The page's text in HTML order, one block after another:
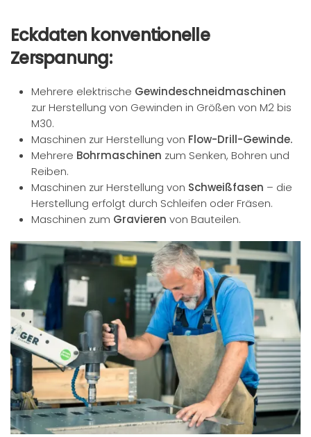
Eckdaten konventionelle
Zerspanung:
Mehrere elektrische Gewindeschneidmaschinen
zur Herstellung von Gewinden in Größen von M2 bis
M30.
Maschinen zur Herstellung von Flow-Drill-Gewinde.
Mehrere Bohrmaschinen zum Senken, Bohren und
Reiben.
Maschinen zur Herstellung von Schweißfasen – die
Herstellung erfolgt durch Schleifen oder Fräsen.
Maschinen zum Gravieren von Bauteilen.